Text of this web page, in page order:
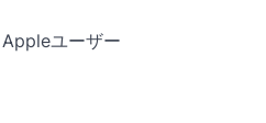
ユーザー